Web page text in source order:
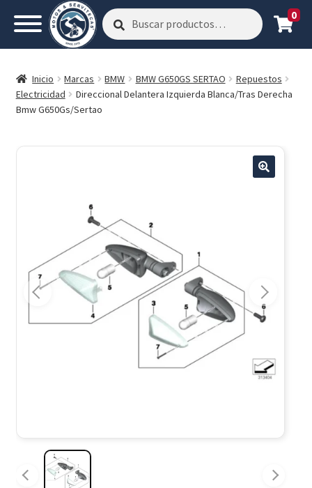
Buscar
por:
Buscar 0
Inicio Marcas BMW BMW G650GS SERTAO
Repuestos
Electricidad
Direccional Delantera Izquierda Blanca/Tras Derecha
Bmw G650Gs/Sertao